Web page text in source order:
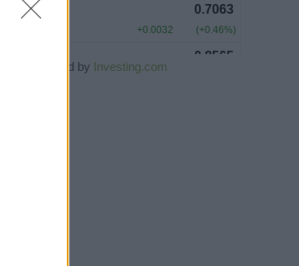
Powered by Investing.com